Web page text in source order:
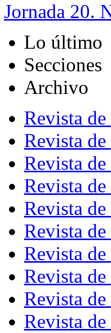
Jornada 20.
Lo último
Secciones
Archivo
Revista
Revista
Revista
Revista
Revista
Revista
Revista
Revista
Revista
Revista